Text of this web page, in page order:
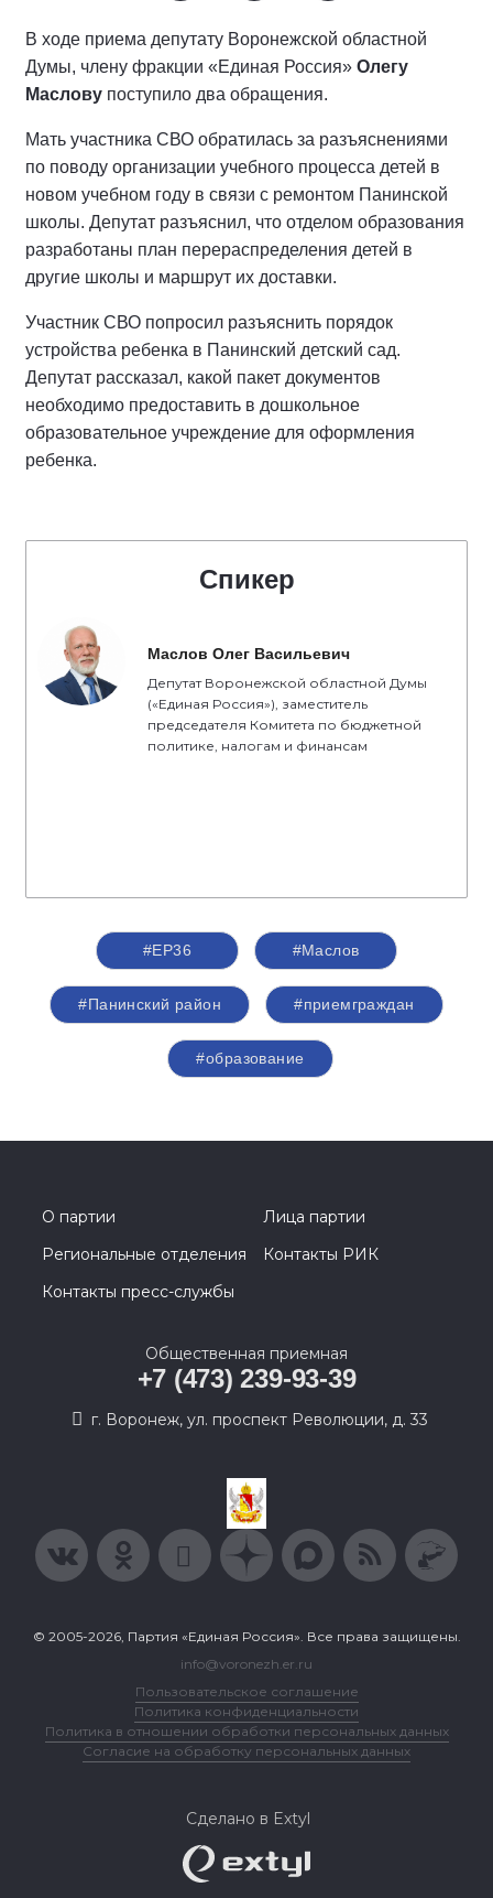
В ходе приема депутату Воронежской областной
Думы, члену фракции «Единая Россия» Олегу
Маслову поступило два обращения.
Мать участника СВО обратилась за разъяснениями
по поводу организации учебного процесса детей в
новом учебном году в связи с ремонтом Панинской
школы. Депутат разъяснил, что отделом образования
разработаны план перераспределения детей в
другие школы и маршрут их доставки.
Участник СВО попросил разъяснить порядок
устройства ребенка в Панинский детский сад.
Депутат рассказал, какой пакет документов
необходимо предоставить в дошкольное
образовательное учреждение для оформления
ребенка.
Спикер
Маслов Олег Васильевич
Депутат Воронежской областной Думы
(«Единая Россия»), заместитель
председателя Комитета по бюджетной
политике, налогам и финансам
#ЕР36 #Маслов
#Панинский район #приемграждан
#образование
О партии
Лица партии
Региональные отделения
Контакты РИК
Контакты пресс-службы
Общественная приемная
+7 (473) 239-93-39
г. Воронеж, ул. проспект Революции, д. 33
© 2005-2026, Партия «Единая Россия». Все права защищены.
info@voronezh.er.ru
Пользовательское соглашение
Политика конфиденциальности
Политика в отношении обработки персональных данных
Согласие на обработку персональных данных
Сделано в Extyl